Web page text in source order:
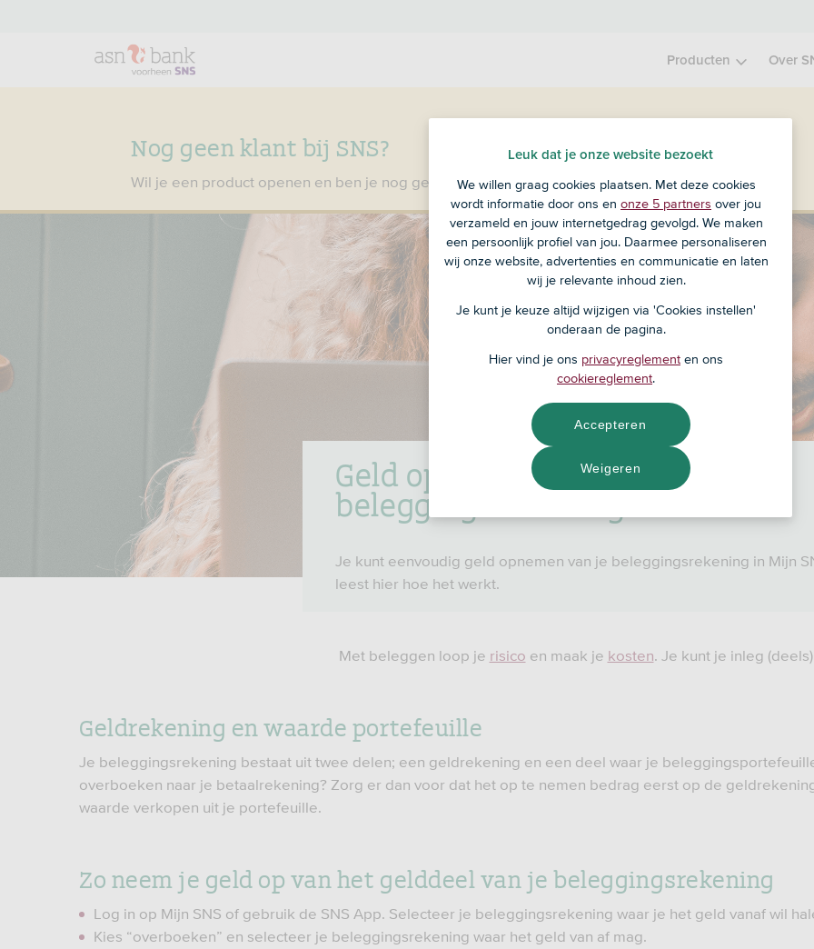
Nog geen klant bij SNS?
Wil je een product openen en ben je nog geen klant bij SNS?Ga dan naar ASN Bank .
Producten Over
Geld opnemen van je
beleggings­rekening
Je kunt eenvoudig geld opnemen van je beleggingsrekening in Mijn
leest hier hoe het werkt.
Met beleggen loop je risico en maak je kosten. Je kunt je inleg
Geldrekening en waarde portefeuille
Je beleggingsrekening bestaat uit twee delen; een geldrekening en een deel waar je
overboeken naar je betaalrekening? Zorg er dan voor dat het op te nemen bedrag eerst op de
waarde verkopen uit je portefeuille.
Zo neem je geld op van het gelddeel van je beleggingsrekening
Log in op Mijn SNS of gebruik de SNS App. Selecteer je beleggingsrekening waar je het geld vanaf wil
Kies “overboeken” en selecteer je beleggingsrekening waar het geld van af mag.
Leuk dat je onze website bezoekt
We willen graag cookies plaatsen. Met deze cookies
wordt informatie door ons en onze 5 partners over jou
verzameld en jouw internetgedrag gevolgd. We maken
een persoonlijk profiel van jou. Daarmee personaliseren
wij onze website, advertenties en communicatie en laten
wij je relevante inhoud zien.
Je kunt je keuze altijd wijzigen via 'Cookies instellen'
onderaan de pagina.
Hier vind je ons privacyreglement en ons
cookiereglement.
Weigeren
Accepteren